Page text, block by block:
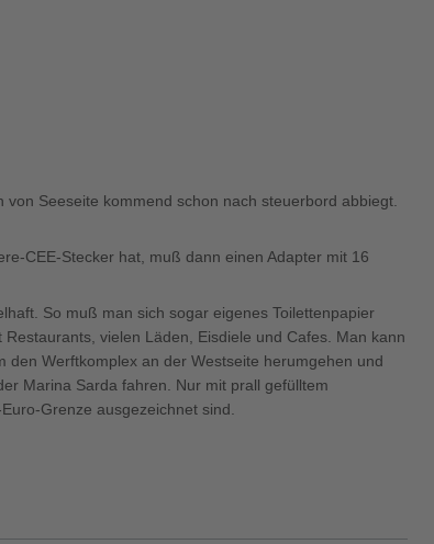
Seeseite kommend schon nach steuerbord abbiegt.
CEE-Stecker hat, muß dann einen Adapter mit 16
So muß man sich sogar eigenes Toilettenpapier
vielen Läden, Eisdiele und Cafes. Man kann
Werftkomplex an der Westseite herumgehen und
Marina Sarda fahren. Nur mit prall gefülltem
Grenze ausgezeichnet sind.